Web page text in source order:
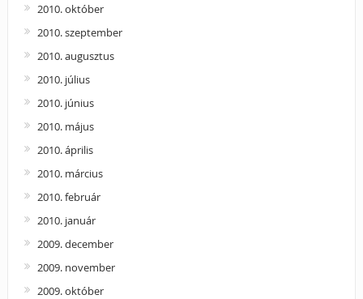
2010. október
2010. szeptember
2010. augusztus
2010. július
2010. június
2010. május
2010. április
2010. március
2010. február
2010. január
2009. december
2009. november
2009. október